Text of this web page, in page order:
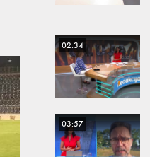
02:34
03:57